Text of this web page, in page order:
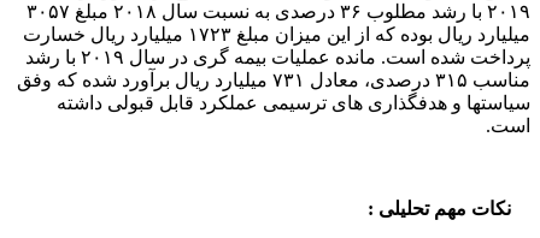
۲۰۱۹ با رشد مطلوب ۳۶ درصدی به نسبت سال ۲۰۱۸ مبلغ ۳۰۵۷
میلیارد ریال بوده که از این میزان مبلغ ۱۷۲۳ میلیارد ریال خسارت
پرداخت شده است. مانده عملیات بیمه­
گری در سال ۲۰۱۹ با رشد
مناسب ۳۱۵ درصدی، معادل ۷۳۱ میلیارد ریال برآورد شده که وفق
سیاست­ها و هدف­گذاری­ های ترسیمی عملکرد قابل قبولی داشته
است.
نکات مهم تحلیلی :